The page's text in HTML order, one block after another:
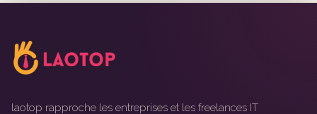
laotop rapproche les entreprises et les freelances IT